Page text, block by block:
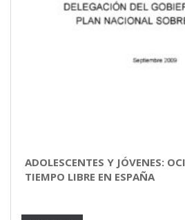
ADOLESCENTES Y JÓVENES:
TIEMPO LIBRE EN ESPAÑA